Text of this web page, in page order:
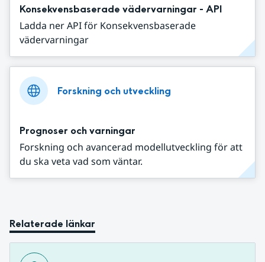
Konsekvensbaserade vädervarningar - API
Ladda ner API för Konsekvensbaserade
vädervarningar
Forskning och utveckling
Prognoser och varningar
Forskning och avancerad modellutveckling för att
du ska veta vad som väntar.
Relaterade länkar